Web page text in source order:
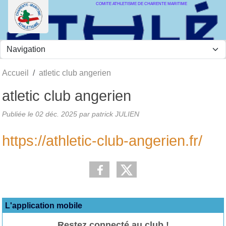
COMITE ATHLETISME DE CHARENTE MARITIME
Accueil atletic club angerien
atletic club angerien
Publiée le 02 déc. 2025 par patrick JULIEN
https://athletic-club-angerien.fr/
L'application mobile
Panneau de gestion des cookies